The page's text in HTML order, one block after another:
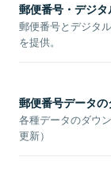
郵便番号・デジ
郵便番号とデジタ
を提供。
郵便番号データ
各種データのダウ
更新）